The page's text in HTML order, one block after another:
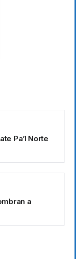
Pa’l Norte
a